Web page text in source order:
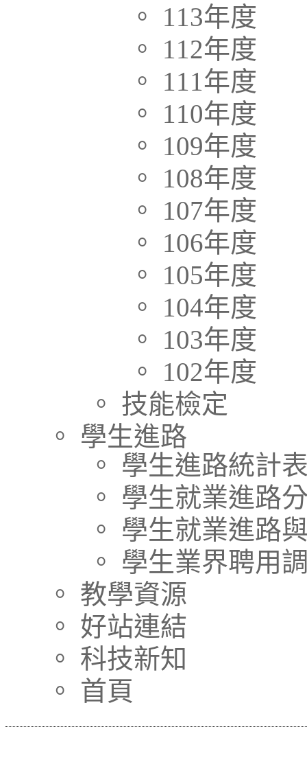
。 113年度
。 112年度
。 111年度
。 110年度
。 109年度
。 108年度
。 107年度
。 106年度
。 105年度
。 104年度
。 103年度
。 102年度
。 技能檢定
。 學生進路
。 學生進路統計
。 學生就業進路
。 學生就業進路
。 學生業界聘用
。 教學資源
。 好站連結
。 科技新知
。 首頁